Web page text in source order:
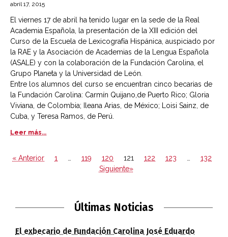
abril 17, 2015
El viernes 17 de abril ha tenido lugar en la sede de la Real
Academia Española, la presentación de la XIII edición del
Curso de la Escuela de Lexicografía Hispánica, auspiciado por
la RAE y la Asociación de Academias de la Lengua Española
(ASALE) y con la colaboración de la Fundación Carolina, el
Grupo Planeta y la Universidad de León.
Entre los alumnos del curso se encuentran cinco becarias de
la Fundación Carolina: Carmín Quijano,de Puerto Rico; Gloria
Viviana, de Colombia; Ileana Arias, de México; Loisi Sainz, de
Cuba, y Teresa Ramos, de Perú.
Leer más...
« Anterior 1 … 119 120 121 122 123 …
132
Siguiente»
Últimas Noticias
El exbecario de Fundación Carolina José Eduardo